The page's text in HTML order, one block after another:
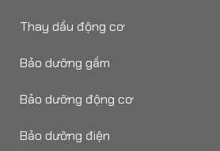
Thay dầu động cơ
Bảo dưỡng gầm
Bảo dưỡng động cơ
Bảo dưỡng điện